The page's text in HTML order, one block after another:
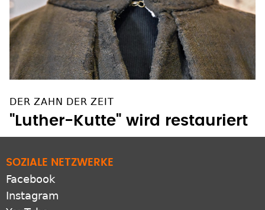
"Luther-Kutte" wird restauriert
Facebook
Instagram
YouTube